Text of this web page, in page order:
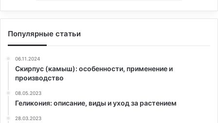
Популярные статьи
06.11.2024
Скирпус (камыш): особенности, применение и
производство
08.05.2023
Геликония: описание, виды и уход за растением
28.03.2023